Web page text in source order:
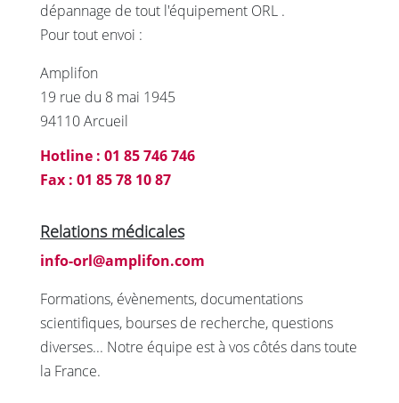
dépannage de tout l'équipement ORL .
Pour tout envoi :
Amplifon
19 rue du 8 mai 1945
94110 Arcueil
Hotline : 01 85 746 746
Fax : 01 85 78 10 87
Relations médicales
info-orl@amplifon.com
Formations, évènements, documentations
scientifiques, bourses de recherche, questions
diverses... Notre équipe est à vos côtés dans toute
la France.